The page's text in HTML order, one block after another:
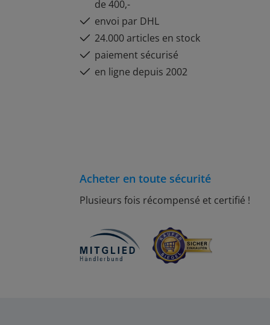
de 400,-
envoi par DHL
24.000 articles en stock
paiement sécurisé
en ligne depuis 2002
Acheter en toute sécurité
Plusieurs fois récompensé et certifié !